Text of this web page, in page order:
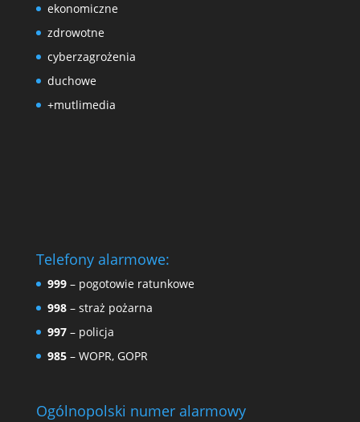
ekonomiczne
zdrowotne
cyberzagrożenia
duchowe
+mutlimedia
Telefony alarmowe:
999– pogotowie ratunkowe
998– straż pożarna
997– policja
985– WOPR, GOPR
Ogólnopolski numer alarmowy